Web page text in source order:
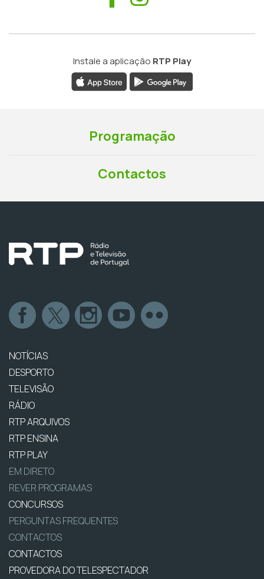
Instale a aplicação RTP Play
Programação
Contactos
NOTÍCIAS
DESPORTO
TELEVISÃO
RÁDIO
RTP ARQUIVOS
RTP ENSINA
RTP PLAY
EM DIRETO
REVER PROGRAMAS
CONCURSOS
PERGUNTAS FREQUENTES
CONTACTOS
CONTACTOS
PROVEDORA DO TELESPECTADOR